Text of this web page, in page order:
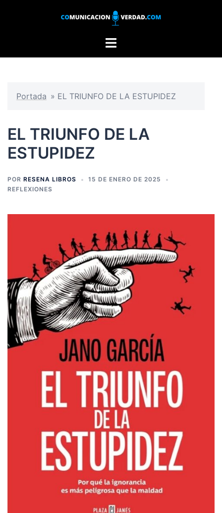
Alternar
Portada » EL TRIUNFO DE LA ESTUPIDEZ
EL TRIUNFO DE LA
ESTUPIDEZ
POR RESENA LIBROS
15 DE ENERO DE 2025
REFLEXIONES